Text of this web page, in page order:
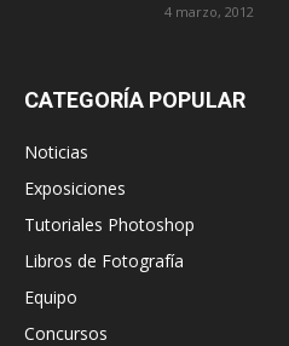
4 marzo, 2012
CATEGORÍA POPULAR
Noticias
Exposiciones
Tutoriales Photoshop
Libros de Fotografía
Equipo
Concursos